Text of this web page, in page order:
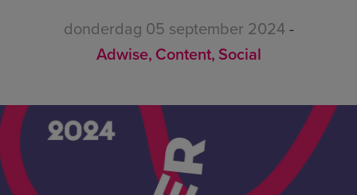
donderdag 05 september 2024-
Adwise Content Social